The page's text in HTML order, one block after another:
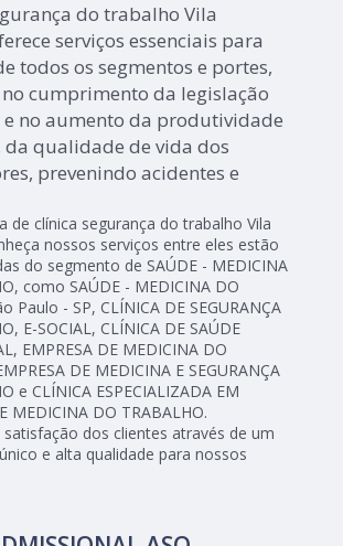
do trabalho Vila
serviços essenciais para
todos os segmentos e portes,
cumprimento da legislação
no aumento da produtividade
da qualidade de vida dos
prevenindo acidentes e
de clínica segurança do trabalho Vila
nossos serviços entre eles estão
do segmento de SAÚDE - MEDICINA
como SAÚDE - MEDICINA DO
Paulo - SP, CLÍNICA DE SEGURANÇA
E-SOCIAL, CLÍNICA DE SAÚDE
EMPRESA DE MEDICINA DO
DE MEDICINA E SEGURANÇA
e CLÍNICA ESPECIALIZADA EM
MEDICINA DO TRABALHO.
dos clientes através de um
e alta qualidade para nossos